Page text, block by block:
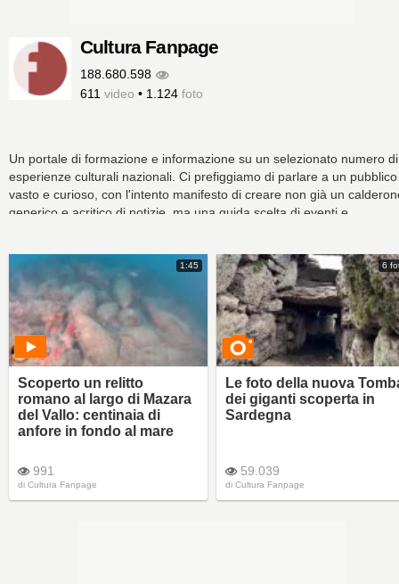
Cultura Fanpage
188.680.598
611 video • 1.124 foto
Un portale di formazione e informazione su un selezionato numero di
esperienze culturali nazionali. Ci prefiggiamo di parlare a un pubblico
vasto e curioso, con l'intento manifesto di creare non già un
generico e acritico di notizie, ma una guida scelta di eventi e
1:45
Scoperto un relitto
romano al largo di Mazara
del Vallo: centinaia di
anfore in fondo al mare
991
di Cultura Fanpage
6
Le foto della nuova
dei giganti scoperta in
Sardegna
59.039
di Cultura Fanpage